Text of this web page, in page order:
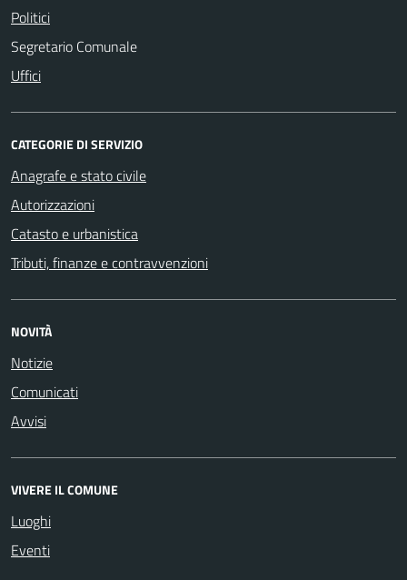
Politici
Segretario Comunale
Uffici
CATEGORIE DI SERVIZIO
Anagrafe e stato civile
Autorizzazioni
Catasto e urbanistica
Tributi, finanze e contravvenzioni
NOVITÀ
Notizie
Comunicati
Avvisi
VIVERE IL COMUNE
Luoghi
Eventi